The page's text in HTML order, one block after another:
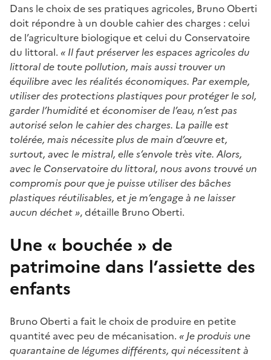
Dans le choix de ses pratiques agricoles, Bruno Oberti
doit répondre à un double cahier des charges : celui
de l’agriculture biologique et celui du Conservatoire
du littoral. « Il faut préserver les espaces agricoles du
littoral de toute pollution, mais aussi trouver un
équilibre avec les réalités économiques. Par exemple,
utiliser des protections plastiques pour protéger le sol,
garder l’humidité et économiser de l’eau, n’est pas
autorisé selon le cahier des charges. La paille est
tolérée, mais nécessite plus de main d’œuvre et,
surtout, avec le mistral, elle s’envole très vite. Alors,
avec le Conservatoire du littoral, nous avons trouvé un
compromis pour que je puisse utiliser des bâches
plastiques réutilisables, et je m’engage à ne laisser
aucun déchet », détaille Bruno Oberti.
Une « bouchée » de
patrimoine dans l’assiette des
enfants
Bruno Oberti a fait le choix de produire en petite
quantité avec peu de mécanisation. « Je produis une
quarantaine de légumes différents, qui nécessitent à